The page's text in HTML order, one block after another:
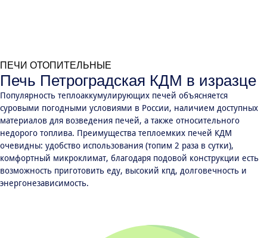
ПЕЧИ ОТОПИТЕЛЬНЫЕ
Печь Петроградская КДМ в изразце
Популярность теплоаккумулирующих печей объясняется
суровыми погодными условиями в России, наличием доступных
материалов для возведения печей, а также относительного
недорого топлива. Преимущества теплоемких печей КДМ
очевидны: удобство использования (топим 2 раза в сутки),
комфортный микроклимат, благодаря подовой конструкции есть
возможность приготовить еду, высокий кпд, долговечность и
энергонезависимость.